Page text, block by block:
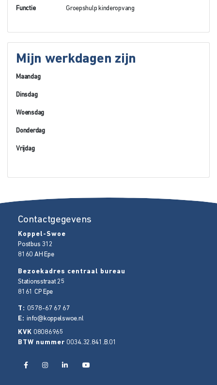
Functie Groepshulp kinderopvang
Mijn werkdagen zijn
Maandag
Dinsdag
Woensdag
Donderdag
Vrijdag
Contactgegevens
Koppel-Swoe
Postbus 312
8160 AH Epe
Bezoekadres centraal bureau
Stationsstraat 25
8161 CP Epe
T: 0578-67 67 67
E:info@koppelswoe.nl
KVK 08086965
BTW nummer 0034.32.841.B.01